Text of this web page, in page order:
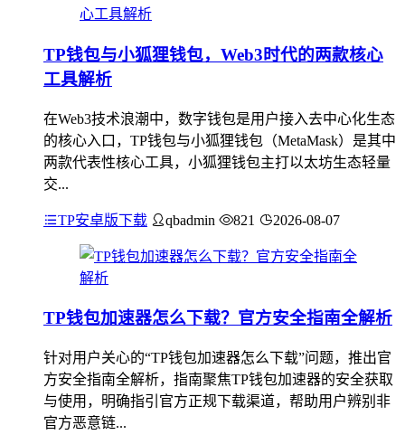
TP钱包与小狐狸钱包，Web3时代的两款核心
工具解析
在Web3技术浪潮中，数字钱包是用户接入去中心化生态
的核心入口，TP钱包与小狐狸钱包（MetaMask）是其中
两款代表性核心工具，小狐狸钱包主打以太坊生态轻量
交...
TP安卓版下载 qbadmin 821 2026-08-07
TP钱包加速器怎么下载？官方安全指南全解析
针对用户关心的“TP钱包加速器怎么下载”问题，推出官
方安全指南全解析，指南聚焦TP钱包加速器的安全获取
与使用，明确指引官方正规下载渠道，帮助用户辨别非
官方恶意链...